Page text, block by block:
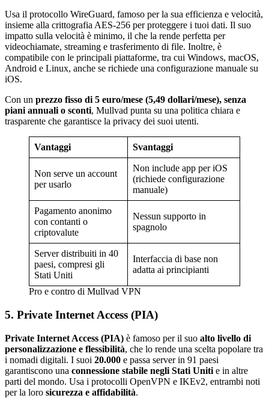
Usa il protocollo WireGuard, famoso per la sua efficienza e velocità,
insieme alla crittografia AES-256 per proteggere i tuoi dati. Il suo
impatto sulla velocità è minimo, il che la rende perfetta per
videochiamate, streaming e trasferimento di file. Inoltre, è
compatibile con le principali piattaforme, tra cui Windows, macOS,
Android e Linux, anche se richiede una configurazione manuale su
iOS.
Con un prezzo fisso di 5 euro/mese (5,49 dollari/mese), senza
piani annuali o sconti, Mullvad punta su una politica chiara e
trasparente che garantisce la privacy dei suoi utenti.
Vantaggi Svantaggi
Non serve un account
per usarlo
Non include app per iOS
(richiede configurazione
manuale)
Pagamento anonimo
con contanti o
criptovalute
Nessun supporto in
spagnolo
Server distribuiti in 40
paesi, compresi gli
Stati Uniti
Interfaccia di base non
adatta ai principianti
Pro e contro di Mullvad VPN
5. Private Internet Access (PIA)
Private Internet Access (PIA) è famoso per il suo alto livello di
personalizzazione e flessibilità, che lo rende una scelta popolare tra
i nomadi digitali. I suoi 20.000 e passa server in 91 paesi
garantiscono una connessione stabile negli Stati Uniti e in altre
parti del mondo. Usa i protocolli OpenVPN e IKEv2, entrambi noti
per la loro sicurezza e affidabilità.